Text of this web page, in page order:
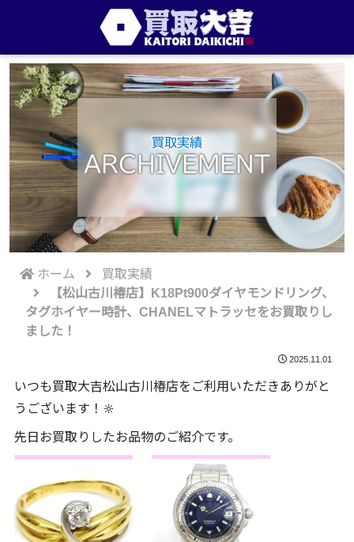
買取実績
ARCHIVEMENT
ホーム
買取実績
【松山古川椿店】K18Pt900ダイヤモンドリング、
タグホイヤー時計、CHANELマトラッセをお買取りし
ました！
2025.11.01
いつも買取大吉松山古川椿店をご利用いただきありがと
うございます！🔆
先日お買取りしたお品物のご紹介です。